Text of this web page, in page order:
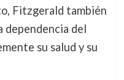
Fitzgerald también
dependencia del
su salud y su